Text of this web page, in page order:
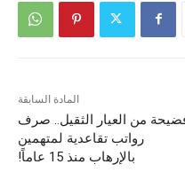
المادة السابقة
من العيار الثقيل.. صرف
رواتب تقاعدية لمتهمين
بالإرهاب منذ 15 عاماً!